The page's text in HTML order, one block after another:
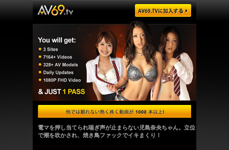
電マを押し当てられ喘ぎ声が止まらない児島奈央ちゃん。立位
で潮を吹かされ、焼き鳥ファックでイキまくり！